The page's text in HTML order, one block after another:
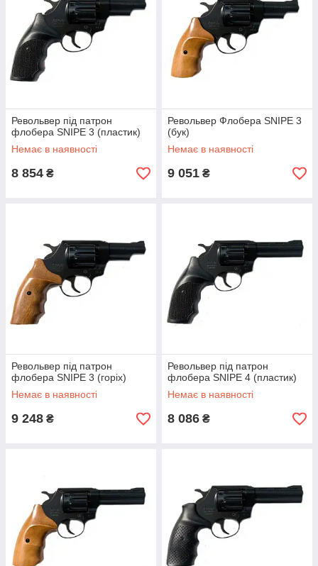
але може виникнути труднощі у вилучення гільз, це пов'язано
з тим, що капсуль з сплаву і його роздмухує в барабані під
патрон Флобера.
Револьвер під патрон
флобера SNIPE 3 (пластик)
Немає в наявності
8 854 ₴
Револьвер Флобера SNIPE 3
(бук)
Немає в наявності
9 051 ₴
Револьвер під патрон
флобера SNIPE 3 (горіх)
Немає в наявності
9 248 ₴
Револьвер під патрон
флобера SNIPE 4 (пластик)
Немає в наявності
8 086 ₴